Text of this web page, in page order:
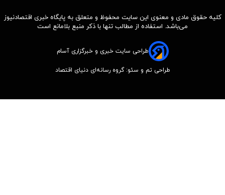
کلیه حقوق مادی و معنوی این سایت محفوظ و متعلق به پایگاه خبری اقتصادنیوز
می‌باشد. استفاده از مطالب تنها با ذکر منبع بلامانع است
طراحی سایت خبری و خبرگزاری آسام
طراحی تم و سئو: گروه رسانه‌ای دنیای اقتصاد